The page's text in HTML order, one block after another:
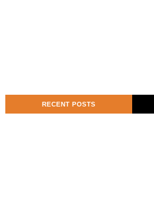
RECENT POSTS